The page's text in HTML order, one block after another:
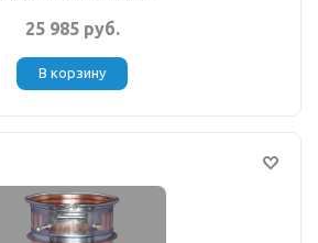
25 985 руб.
В корзину